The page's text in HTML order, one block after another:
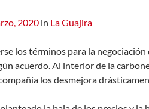
2020in La Guajira
los términos para la
acuerdo. Al interior de la
los desmejora